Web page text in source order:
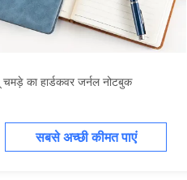
चमड़े का हार्डकवर जर्नल नोटबुक
सबसे अच्छी कीमत पाएं